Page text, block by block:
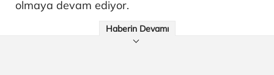
olmaya devam ediyor.
Haberin Devamı